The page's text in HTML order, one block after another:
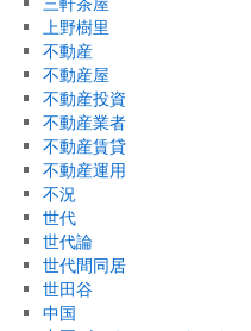
上野樹里
不動産
不動産屋
不動産投資
不動産業者
不動産賃貸
不動産運用
不況
世代
世代論
世代間同居
世田谷
中国